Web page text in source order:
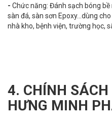
- Chức năng: Đánh sạch bóng
sàn đá, sàn sơn Epoxy…dùng
nhà kho, bệnh viện, trường học,
4. CHÍNH
HƯNG MINH